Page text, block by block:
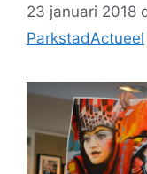
23 januari 2018
ParkstadActueel